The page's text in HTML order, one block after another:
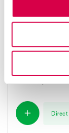
Gazin
Direct